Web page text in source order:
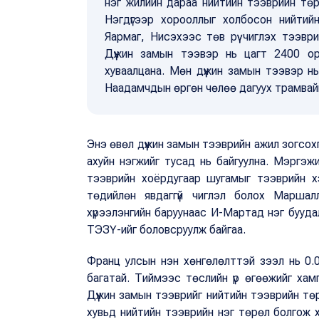
Нэгдүгээр хорооллыг холбосон
Яармаг, Нисэхээс төв рүү чиглэх
Дүүжин замын тээвэр нь цагт 2400
хуваалцана. Мөн дүүжин замын тээвэр
Наадамчдын өргөн чөлөө дагуух
Энэ өвөл дүүжин замын тээврийн ажил
ахуйн нэгжийг тусад нь байгуулна.
тээврийн хоёрдугаар шугамыг тээврийн
төдийлөн явдаггүй чиглэл болох
хүрээлэнгийн баруунаас И-Мартад нэг
ТЭЗҮ-ийг боловсруулж байгаа.
Франц улсын нэн хөнгөлөлттэй зээл нь
багатай. Тиймээс төслийн үр өгөөжийг
Дүүжин замын тээврийг нийтийн тээврийн
хувьд нийтийн тээврийн нэг төрөл болгож